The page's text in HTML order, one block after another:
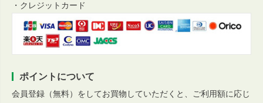
・クレジットカード
ポイントについて
会員登録（無料）をしてお買物していただくと、ご利用額に応じ